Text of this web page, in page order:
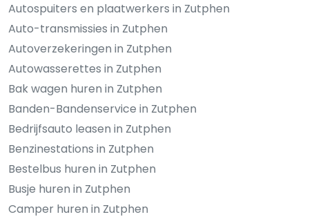
Autospuiters en plaatwerkers in Zutphen
Auto-transmissies in Zutphen
Autoverzekeringen in Zutphen
Autowasserettes in Zutphen
Bak wagen huren in Zutphen
Banden-Bandenservice in Zutphen
Bedrijfsauto leasen in Zutphen
Benzinestations in Zutphen
Bestelbus huren in Zutphen
Busje huren in Zutphen
Camper huren in Zutphen